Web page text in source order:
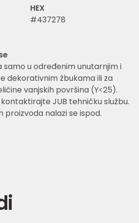
HEX
#437278
samo u određenim unutarnjim i
dekorativnim žbukama ili za
vanjskih površina (Y<25).
JUB tehničku službu.
proizvoda nalazi se ispod.